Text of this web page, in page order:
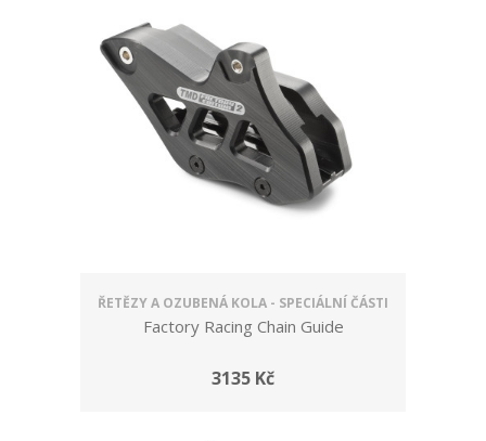
ŘETĚZY A OZUBENÁ KOLA - SPECIÁLNÍ ČÁSTI
Factory Racing Chain Guide
3135 Kč